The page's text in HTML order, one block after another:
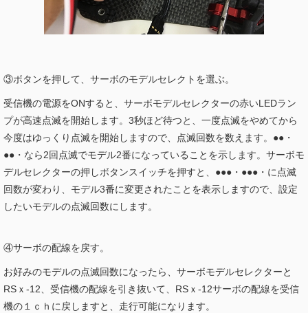
③ボタンを押して、サーボのモデルセレクトを選ぶ。
受信機の電源をONすると、サーボモデルセレクターの赤いLEDラン
プが高速点滅を開始します。3秒ほど待つと、一度点滅をやめてから
今度はゆっくり点滅を開始しますので、点滅回数を数えます。●●・
●●・なら2回点滅でモデル2番になっていることを示します。サーボモ
デルセレクターの押しボタンスイッチを押すと、●●●・●●●・に点滅
回数が変わり、モデル3番に変更されたことを表示しますので、設定
したいモデルの点滅回数にします。
④サーボの配線を戻す。
お好みのモデルの点滅回数になったら、サーボモデルセレクターと
RSｘ-12、受信機の配線を引き抜いて、RSｘ-12サーボの配線を受信
機の１ｃｈに戻しますと、走行可能になります。